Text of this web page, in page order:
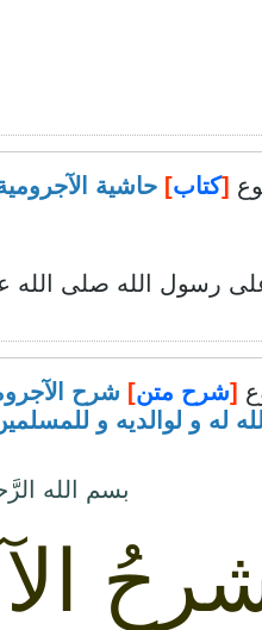
[كتاب] حاشية
رسول الله صلى الله
[شرح متن] شرح
له و لوالديه و
بسم الله